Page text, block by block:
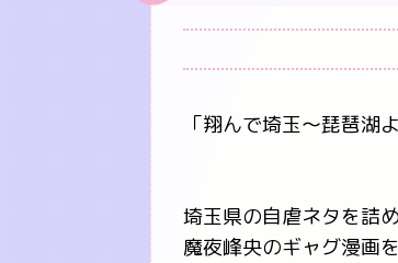
「翔んで埼玉～琵琶湖
埼玉県の自虐ネタを詰
魔夜峰央のギャグ漫画